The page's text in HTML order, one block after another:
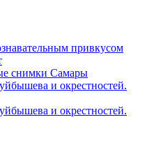
привкусом
снимки Самары
и окрестностей.
и окрестностей.